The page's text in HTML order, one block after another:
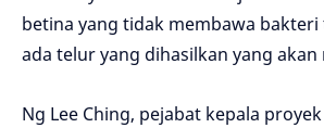
betina yang tidak membawa
ada telur yang dihasilkan yang akan
Ng Lee Ching, pejabat kepala